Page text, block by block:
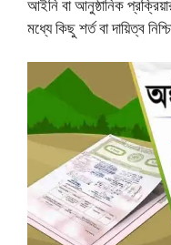
আইনি বা আনুষ্ঠানিক
মধ্যে কিছু শর্ত বা দায়িত্ব